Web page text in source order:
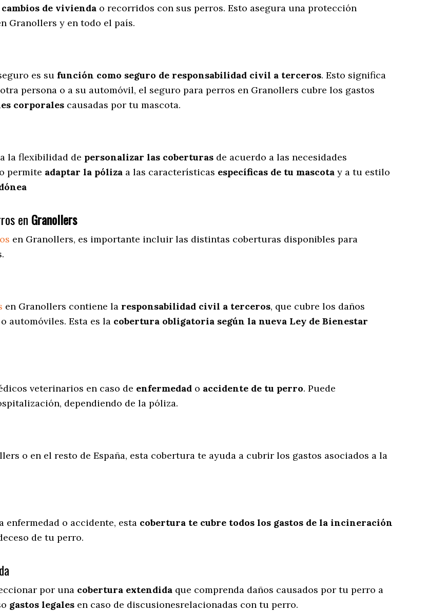
cambios de vivienda o recorridos con sus perros. Esto asegura una protección
Granollers y en todo el país.
es su función como seguro de responsabilidad civil a terceros. Esto significa
persona o a su automóvil, el seguro para perros en Granollers cubre los gastos
corporales causadas por tu mascota.
la flexibilidad de personalizar las coberturas de acuerdo a las necesidades
permite adaptar la póliza a las características específicas de tu mascota y a tu estilo
en Granollers
en Granollers, es importante incluir las distintas coberturas disponibles para
en Granollers contiene la responsabilidad civil a terceros, que cubre los daños
automóviles. Esta es la cobertura obligatoria según la nueva Ley de Bienestar
veterinarios en caso de enfermedad o accidente de tu perro. Puede
dependiendo de la póliza.
o en el resto de España, esta cobertura te ayuda a cubrir los gastos asociados a la
enfermedad o accidente, esta cobertura te cubre todos los gastos de la incineración
de tu perro.
por una cobertura extendida que comprenda daños causados por tu perro a
gastos legales en caso de discusionesrelacionadas con tu perro.